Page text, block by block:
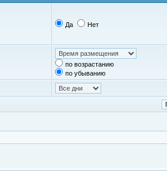
Да Нет
по возрастанию
по убыванию